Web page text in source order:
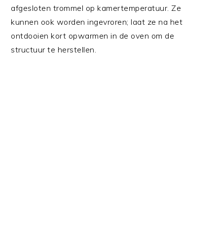
afgesloten trommel op kamertemperatuur. Ze
kunnen ook worden ingevroren; laat ze na het
ontdooien kort opwarmen in de oven om de
structuur te herstellen.